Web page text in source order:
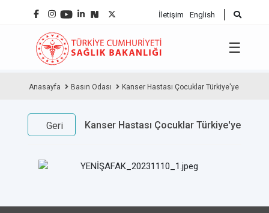
İletişim English
☰
Anasayfa Basın Odası Kanser Hastası Çocuklar Türkiye'ye
Geri Kanser Hastası Çocuklar Türkiye'ye